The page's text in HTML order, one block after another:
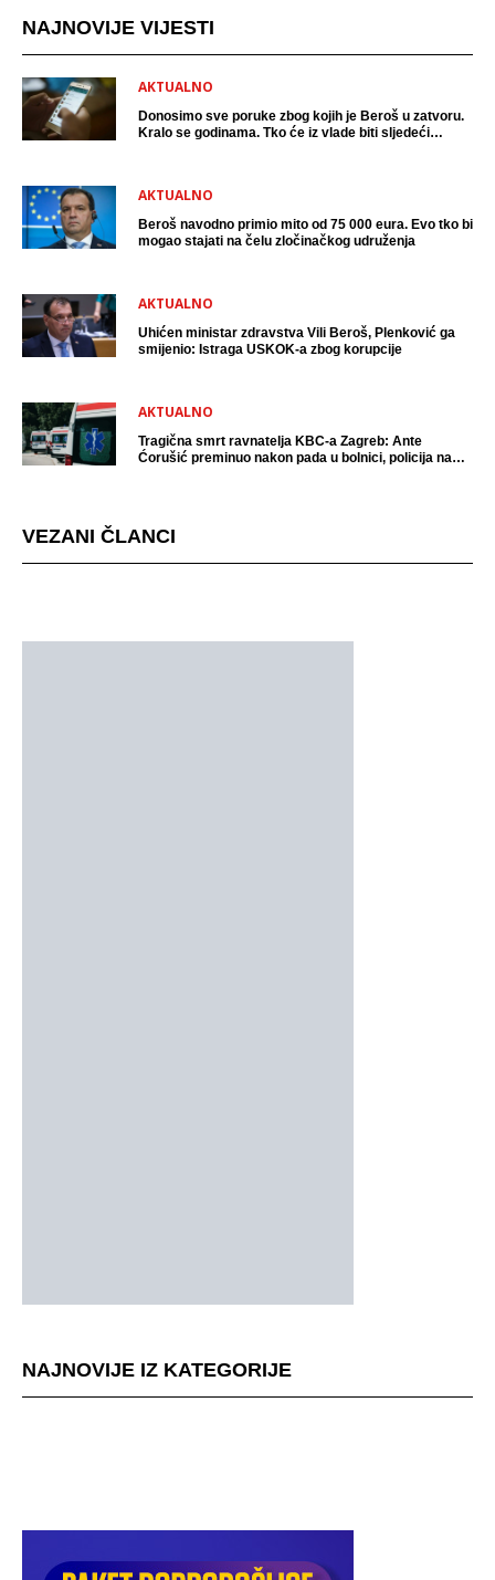
NAJNOVIJE VIJESTI
AKTUALNO
Donosimo sve poruke zbog kojih je Beroš u zatvoru.
Kralo se godinama. Tko će iz vlade biti sljedeći
AKTUALNO
Beroš navodno primio mito od 75 000 eura. Evo tko bi
mogao stajati na čelu zločinačkog udruženja
AKTUALNO
Uhićen ministar zdravstva Vili Beroš, Plenković ga
smijenio: Istraga USKOK-a zbog korupcije
AKTUALNO
Tragična smrt ravnatelja KBC-a Zagreb: Ante
Ćorušić preminuo nakon pada u bolnici, policija na
VEZANI ČLANCI
NAJNOVIJE IZ KATEGORIJE